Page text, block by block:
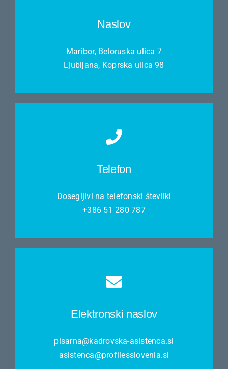
Naslov
Maribor, Beloruska ulica 7
Ljubljana, Koprska ulica 98
Telefon
Dosegljivi na telefonski številki
+386 51 280 787
Elektronski naslov
pisarna@kadrovska-asistenca.si
asistenca@profilesslovenia.si